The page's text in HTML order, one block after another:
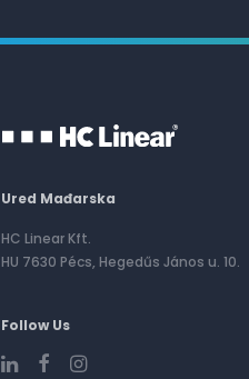
Ured Mađarska
HC Linear Kft.
HU 7630 Pécs, Hegedűs János u. 10.
Follow Us